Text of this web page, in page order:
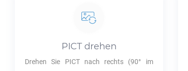
PICTdrehen
Drehen Sie PICTnach rechts (90° im